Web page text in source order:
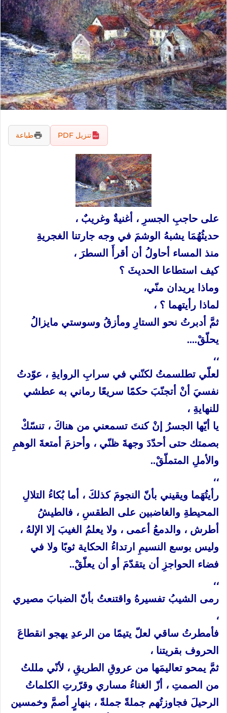
تنزيل PDF طباعة
على حاجبِ الجسرِ ، أغنيةٌ وغريبٌ ،
حديثُهُمَا يشبهُ الوشمَ في وجه جارتنا الغجريةِ
منذ المساء أحاولُ أن أقرأَ السطرَ ،
كيف استطاعا الحديثَ ؟
وماذا يريدان منّي،
لماذا رأيتهما ؟ ،
ثمَّ أدبرتُ نحو الستارِ ومأزقُ وسوستي مايزالُ
يحلّقْ….
،،
لعلّي تطلسمتُ لكنّني في سرابِ الروايةِ ، عوّدتُ
نفسيَ أنْ أتجنّبَ حكمًا سريعًا رماني به عطشي
للنهايةِ ،
يا أيّها الجسرُ إنْ كنتَ تسمعني من هناكَ ، تنسّكْ
بصمتك حتى أحدّدَ وجهةَ ظنّي ، وأحزمَ أمتعةَ الوهمِ
والأملِ المتملّقْ..
،،
رأيتُهَما ويقيني بأنّ النجومَ كذلكَ ، أما بُكاءُ التلالِ
المحيطةِ والغاضبين على الطقسِ ، فالطيشُ
أطرش ، والدمعُ أعمى ، ولا يعلمُ الغيبَ إلا الإلهُ ،
وليس بوسع النسيمِ ارتداءُ الحكاية ثوبًا ولا في
فضاء الحواجزِ أن يتقدّمَ أو أن يعلّقْ..
،،
رمى الشيبُ تفسيرهُ واقتنعتُ بأنّ الضبابَ مصيري
،
فأمطرتُ ساقي لعلّ يتيمًا من الرعدِ يهجو انقطاعَ
الحروف بقريتنا ،
ثمَّ يمحو تعاليمَها من عروقِ الطريقِ ، لأنّي مللتُ
من الصمتِ ، أزّ الغناءُ مساري وقرّرتِ الكلماتُ
الرحيلَ فجاوزتُهم جملةً جملةً ، بنهارٍ أصمَّ وخمسين